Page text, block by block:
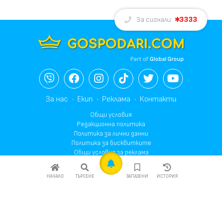
НАЧАЛО ТЪРСЕНЕ ЗАПАЗЕНИ ИСТОРИЯ
За сигнали: 3333
Part ofGlobal Group
За нас Екип Реклама Контакти
Общи условия
Редакционна политика
Политика за лични данни
Политика за бисквитките
Общи условия за реклама
© 2003-2026 Gospodari.com, Всички права запазени.